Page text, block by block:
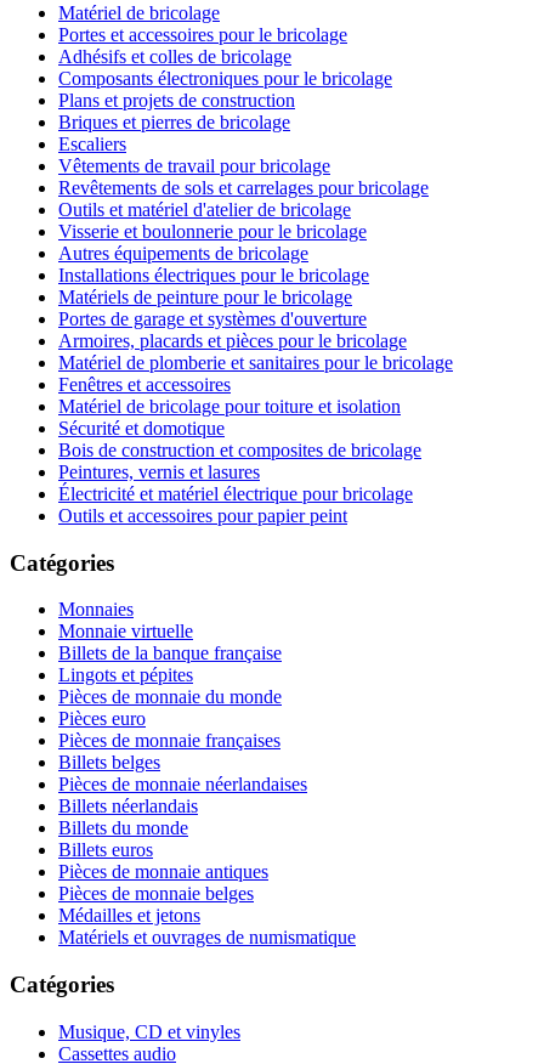
Matériel de bricolage
Portes et accessoires pour le bricolage
Adhésifs et colles de bricolage
Composants électroniques pour le bricolage
Plans et projets de construction
Briques et pierres de bricolage
Escaliers
Vêtements de travail pour bricolage
Revêtements de sols et carrelages pour bricolage
Outils et matériel d'atelier de bricolage
Visserie et boulonnerie pour le bricolage
Autres équipements de bricolage
Installations électriques pour le bricolage
Matériels de peinture pour le bricolage
Portes de garage et systèmes d'ouverture
Armoires, placards et pièces pour le bricolage
Matériel de plomberie et sanitaires pour le bricolage
Fenêtres et accessoires
Matériel de bricolage pour toiture et isolation
Sécurité et domotique
Bois de construction et composites de bricolage
Peintures, vernis et lasures
Électricité et matériel électrique pour bricolage
Outils et accessoires pour papier peint
Catégories
Monnaies
Monnaie virtuelle
Billets de la banque française
Lingots et pépites
Pièces de monnaie du monde
Pièces euro
Pièces de monnaie françaises
Billets belges
Pièces de monnaie néerlandaises
Billets néerlandais
Billets du monde
Billets euros
Pièces de monnaie antiques
Pièces de monnaie belges
Médailles et jetons
Matériels et ouvrages de numismatique
Catégories
Musique, CD et vinyles
Cassettes audio